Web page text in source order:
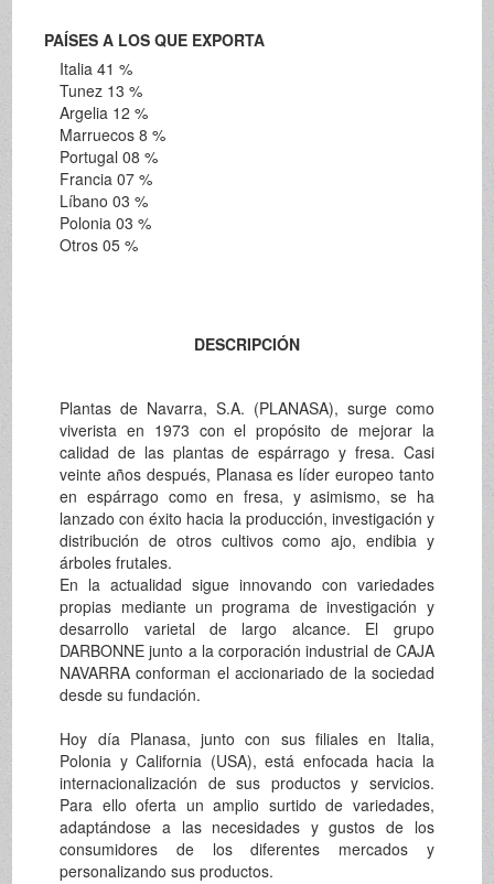
PAÍSES A LOS QUE EXPORTA
Italia 41 %
Tunez 13 %
Argelia 12 %
Marruecos 8 %
Portugal 08 %
Francia 07 %
Líbano 03 %
Polonia 03 %
Otros 05 %
DESCRIPCIÓN
Plantas de Navarra, S.A. (PLANASA), surge como
viverista en 1973 con el propósito de mejorar la
calidad de las plantas de espárrago y fresa. Casi
veinte años después, Planasa es líder europeo tanto
en espárrago como en fresa, y asimismo, se ha
lanzado con éxito hacia la producción, investigación y
distribución de otros cultivos como ajo, endibia y
árboles frutales.
En la actualidad sigue innovando con variedades
propias mediante un programa de investigación y
desarrollo varietal de largo alcance. El grupo
DARBONNE junto a la corporación industrial de CAJA
NAVARRA conforman el accionariado de la sociedad
desde su fundación.
Hoy día Planasa, junto con sus filiales en Italia,
Polonia y California (USA), está enfocada hacia la
internacionalización de sus productos y servicios.
Para ello oferta un amplio surtido de variedades,
adaptándose a las necesidades y gustos de los
consumidores de los diferentes mercados y
personalizando sus productos.